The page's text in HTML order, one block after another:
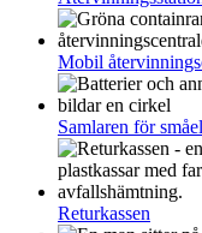
Mobil
Samlaren för småel
Returkassen